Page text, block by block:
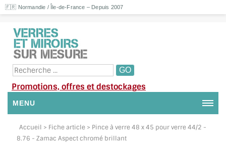
🇫🇷 Normandie / Île-de-France – Depuis 2007
Promotions, offres et destockages
MENU
NOUS CONTACTER
Accueil > Fiche article > Pince à verre 48 x 45 pour verre 44/2 -
8.76 - Zamac Aspect chromé brillant